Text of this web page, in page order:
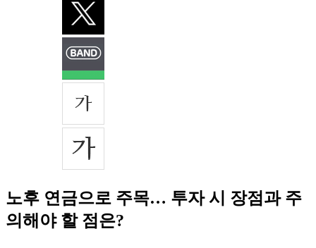
노후 연금으로 주목… 투자 시 장점과 주
의해야 할 점은?